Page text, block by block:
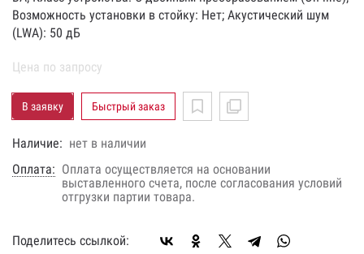
Возможность установки в стойку: Нет; Акустический шум
(LWA): 50 дБ
Цена по запросу
В заявку Быстрый заказ
Наличие: нет в наличии
Оплата: Оплата осуществляется на основании
выставленного счета, после согласования условий
отгрузки партии товара.
Поделитесь ссылкой: